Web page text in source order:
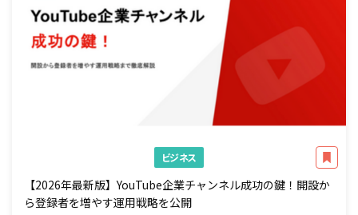
ビジネス
【2026年最新版】YouTube企業チャンネル成功の鍵！開設か
ら登録者を増やす運用戦略を公開